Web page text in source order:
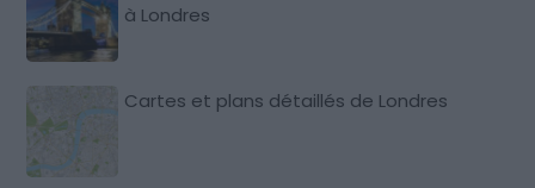
à Londres
Cartes et plans détaillés de Londres